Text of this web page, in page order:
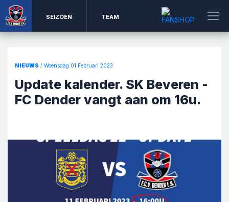
SEIZOEN TEAM
NIEUWS / Woensdag 01 Februari 2023
Update kalender. SK Beveren -
FC Dender vangt aan om 16u.